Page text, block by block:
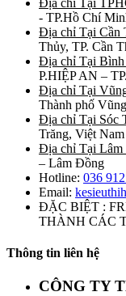
- TP.Hồ Chí
Địa chỉ Tại Cần
Thủy, TP. Cần
Địa chỉ Tại
P.HIỆP AN –
Địa chỉ Tại
Thành phố
Địa chỉ Tại Sóc
Trăng, Việt Nam
Địa chỉ Tại
– Lâm Đồng
Hotline: 036
Email:
ĐẶC BIỆT :
THÀNH CÁC
Thông tin liên hệ
CÔNG TY